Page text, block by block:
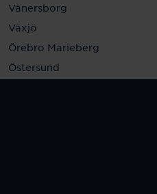
Vänersborg
Växjö
Örebro Marieberg
Östersund